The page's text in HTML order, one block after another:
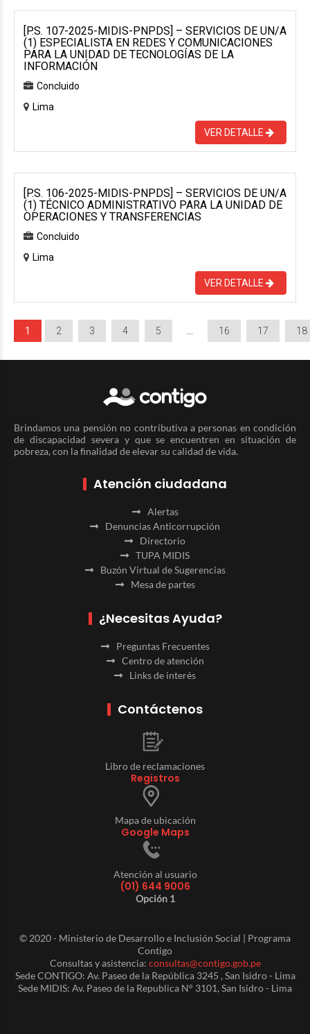
[P.S. 107-2025-MIDIS-PNPDS] – SERVICIOS DE UN/A
(1) ESPECIALISTA EN REDES Y COMUNICACIONES
PARA LA UNIDAD DE TECNOLOGÍAS DE LA
INFORMACIÓN
Concluido
Lima
VER DETALLE
[P.S. 106-2025-MIDIS-PNPDS] – SERVICIOS DE UN/A
(1) TÉCNICO ADMINISTRATIVO PARA LA UNIDAD DE
OPERACIONES Y TRANSFERENCIAS
Concluido
Lima
VER DETALLE
1 2 3 4 5 16 17 18
Brindamos una pensión no contributiva a personas en condición
de discapacidad severa y que se encuentren en situación de
pobreza, con la finalidad de elevar su calidad de vida.
Atención ciudadana
Alertas
Denuncias Anticorrupción
Directorio
TUPA MIDIS
Buzón Virtual de Sugerencias
Mesa de partes
¿Necesitas Ayuda?
Preguntas Frecuentes
Centro de atención
Links de interés
Contáctenos
Libro de reclamaciones
Registros
Mapa de ubicación
Google Maps
Atención al usuario
(01) 644 9006
Opción 1
© 2020 - Ministerio de Desarrollo e Inclusión Social | Programa
Contigo
Consultas y asistencia: consultas@contigo.gob.pe
Sede CONTIGO: Av. Paseo de la República 3245 , San Isidro - Lima
Sede MIDIS: Av. Paseo de la Republica N° 3101, San Isidro - Lima